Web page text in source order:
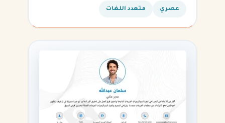
القادمة.
عصري متعدد اللغات